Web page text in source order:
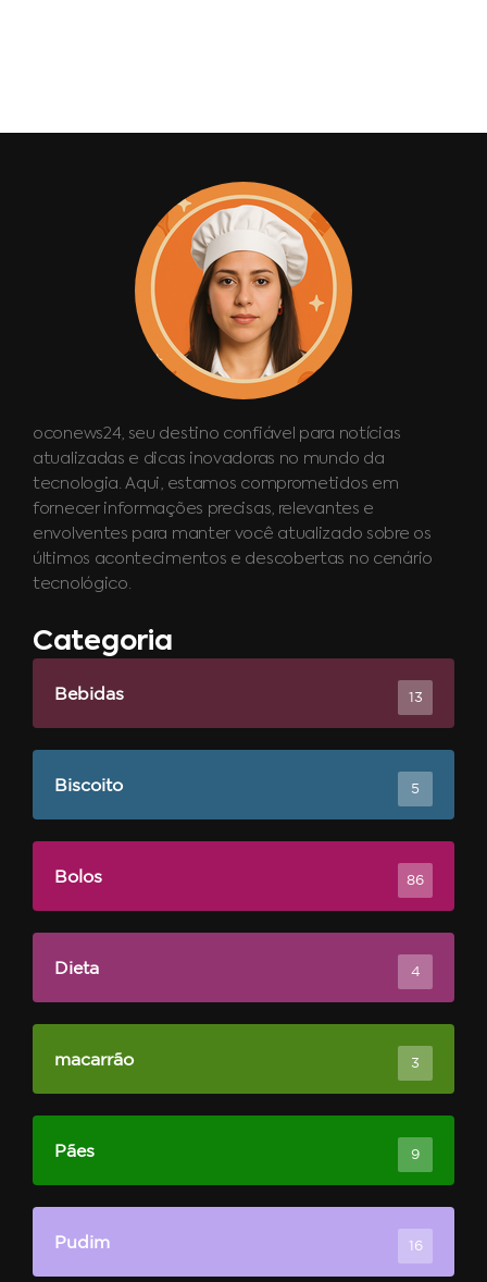
oconews24, seu destino confiável para notícias
atualizadas e dicas inovadoras no mundo da
tecnologia. Aqui, estamos comprometidos em
fornecer informações precisas, relevantes e
envolventes para manter você atualizado sobre os
últimos acontecimentos e descobertas no cenário
tecnológico.
Categoria
Bebidas 13
Biscoito 5
Bolos 86
Dieta 4
macarrão 3
Pães 9
Pudim 16